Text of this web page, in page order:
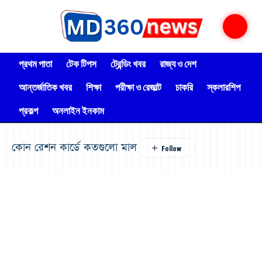
প্রথম পাতা টেক টিপস ট্রেন্ডিং খবর
রাজ্য ও দেশ
আন্তর্জাতিক খবর
শিক্ষা পরীক্ষা ও রেজাল্ট চাকরি
স্কলারশিপ
প্রকল্প
অনলাইন ইনকাম
কোন রেশন কার্ডে কতগুলো মাল